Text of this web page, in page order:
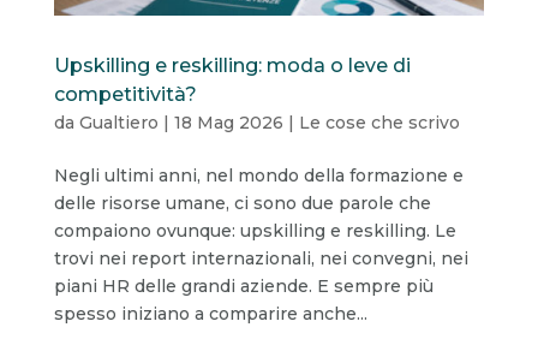
Upskilling e reskilling: moda o leve di
competitività?
da Gualtiero | 18 Mag 2026 | Le cose che scrivo
Negli ultimi anni, nel mondo della formazione e
delle risorse umane, ci sono due parole che
compaiono ovunque: upskilling e reskilling. Le
trovi nei report internazionali, nei convegni, nei
piani HR delle grandi aziende. E sempre più
spesso iniziano a comparire anche...